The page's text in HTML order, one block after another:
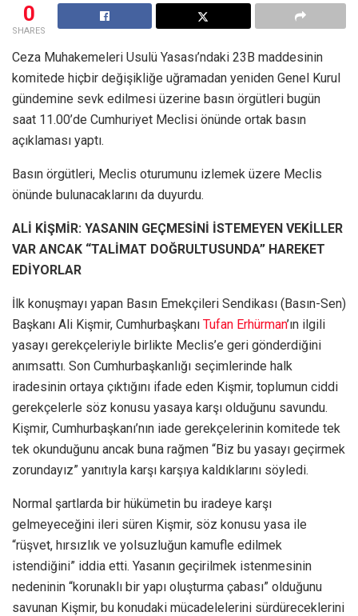
0
SHARES
Ceza Muhakemeleri Usulü Yasası’ndaki 23B maddesinin
komitede hiçbir değişikliğe uğramadan yeniden Genel Kurul
gündemine sevk edilmesi üzerine basın örgütleri bugün
saat 11.00’de Cumhuriyet Meclisi önünde ortak basın
açıklaması yaptı.
Basın örgütleri, Meclis oturumunu izlemek üzere Meclis
önünde bulunacaklarını da duyurdu.
ALİ KİŞMİR: YASANIN GEÇMESİNİ İSTEMEYEN VEKİLLER
VAR ANCAK “TALİMAT DOĞRULTUSUNDA” HAREKET
EDİYORLAR
İlk konuşmayı yapan Basın Emekçileri Sendikası (Basın-Sen)
Başkanı Ali Kişmir, Cumhurbaşkanı Tufan Erhürman’ın ilgili
yasayı gerekçeleriyle birlikte Meclis’e geri gönderdiğini
anımsattı. Son Cumhurbaşkanlığı seçimlerinde halk
iradesinin ortaya çıktığını ifade eden Kişmir, toplumun ciddi
gerekçelerle söz konusu yasaya karşı olduğunu savundu.
Kişmir, Cumhurbaşkanı’nın iade gerekçelerinin komitede tek
tek okunduğunu ancak buna rağmen “Biz bu yasayı geçirmek
zorundayız” yanıtıyla karşı karşıya kaldıklarını söyledi.
Normal şartlarda bir hükümetin bu iradeye karşı
gelmeyeceğini ileri süren Kişmir, söz konusu yasa ile
“rüşvet, hırsızlık ve yolsuzluğun kamufle edilmek
istendiğini” iddia etti. Yasanın geçirilmek istenmesinin
nedeninin “korunaklı bir yapı oluşturma çabası” olduğunu
savunan Kişmir, bu konudaki mücadelelerini sürdüreceklerini